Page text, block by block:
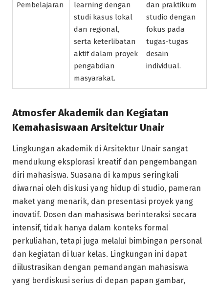
Pembelajaran
learning dengan
studi kasus lokal
dan regional,
serta keterlibatan
aktif dalam proyek
pengabdian
masyarakat.
dan praktikum
studio dengan
fokus pada
tugas-tugas
desain
individual.
Atmosfer Akademik dan Kegiatan
Kemahasiswaan Arsitektur Unair
Lingkungan akademik di Arsitektur Unair sangat
mendukung eksplorasi kreatif dan pengembangan
diri mahasiswa. Suasana di kampus seringkali
diwarnai oleh diskusi yang hidup di studio, pameran
maket yang menarik, dan presentasi proyek yang
inovatif. Dosen dan mahasiswa berinteraksi secara
intensif, tidak hanya dalam konteks formal
perkuliahan, tetapi juga melalui bimbingan personal
dan kegiatan di luar kelas. Lingkungan ini dapat
diilustrasikan dengan pemandangan mahasiswa
yang berdiskusi serius di depan papan gambar,